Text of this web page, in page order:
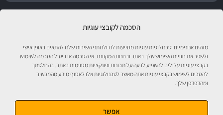
הסכמה לקובצי עוגיות
מזהים אנונימיים וטכנולוגיות עוגיות מסייעות לנו ולנותני השירות שלנו להתאים באופן אישי
ולשפר את חוויית השימוש שלך באתר ובחנות המקוונת. אי הסכמה או ביטול הסכמה לשימוש
בקבצי עוגיות עלולים להשפיע לרעה על תכונות ופונקציות מסוימות באתר. בהחלטתך
להסכים לשימוש בקבצי עוגיות אתה מאשר לטכנולוגיות אלו לאסוף מידע מהמכשיר
ומהדפדפן שלך.
אפשר